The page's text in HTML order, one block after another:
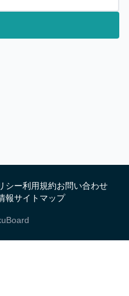
シー利用規約お問い合わせ
報サイトマップ